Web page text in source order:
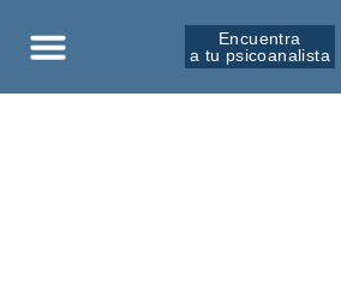
Encuentra
a tu psicoanalista